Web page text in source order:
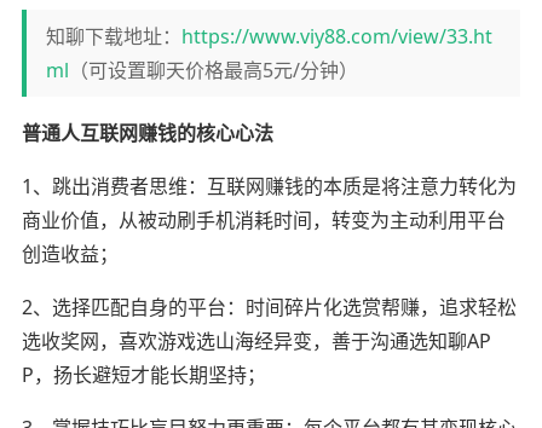
知聊下载地址： https://www.viy88.com/view/33.ht
ml （可设置聊天价格最高5元/分钟）
普通人互联网赚钱的核心心法
1、跳出消费者思维：互联网赚钱的本质是将注意力转化为
商业价值，从被动刷手机消耗时间，转变为主动利用平台
创造收益；
2、选择匹配自身的平台：时间碎片化选赏帮赚，追求轻松
选收奖网，喜欢游戏选山海经异变，善于沟通选知聊AP
P，扬长避短才能长期坚持；